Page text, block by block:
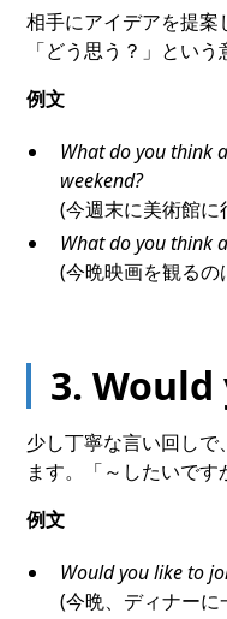
相手にアイデアを提案
「どう思う？」という
例文
What do you think
weekend?
(今週末に美術館
What do you think
(今晩映画を観る
3.
少し丁寧な言い回し
ます。「～したいです
例文
Would you like to
(今晩、ディナー